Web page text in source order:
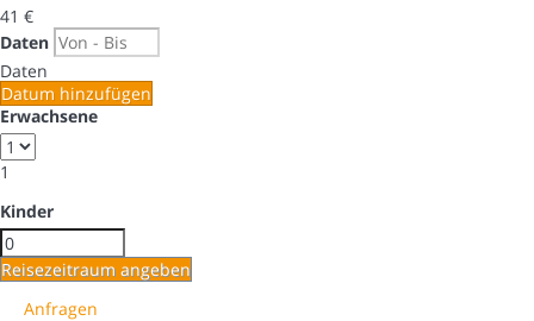
41 €
Daten
Daten
Datum hinzufügen
Erwachsene
1
Kinder
Reisezeitraum angeben
Anfragen